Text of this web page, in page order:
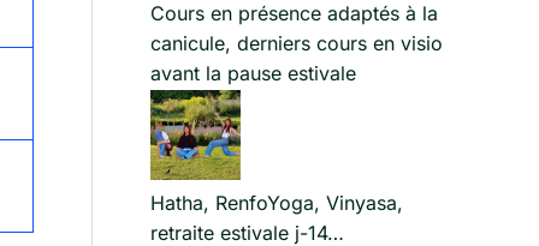
Cours en présence adaptés à la
canicule, derniers cours en visio
avant la pause estivale
Hatha, RenfoYoga, Vinyasa,
retraite estivale j-14…